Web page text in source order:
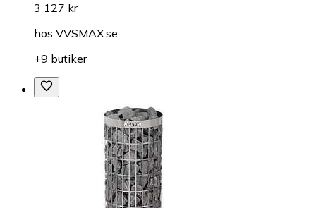
3 127 kr
hos VVSMAX.se
+9 butiker